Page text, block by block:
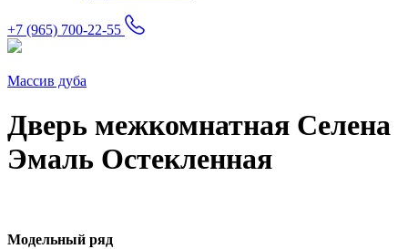
+7 (965) 700-22-55
Массив дуба
Дверь межкомнатная Селена
Эмаль Остекленная
Модельный ряд